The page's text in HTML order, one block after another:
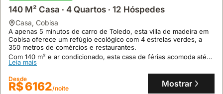
140 M² Casa ∙ 4 Quartos ∙ 12 Hóspedes
casa, Cobisa
A apenas 5 minutos de carro de Toledo, esta villa de madeira em
Cobisa oferece um refúgio ecológico com 4 estrelas verdes, a
350 metros de comércios e restaurantes.
Com 140 m² e ar condicionado, esta casa de férias acomoda até
12 pessoas com 4 quartos, 3 casas de banho, piscina privada
Leia mais
Desde
R$ 6162/noite Mostrar